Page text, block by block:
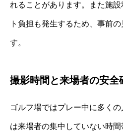
れることがあります。また施
ト負担も発生するため、事前
す。
撮影時間と来場者の安全
ゴルフ場ではプレー中に多く
は来場者の集中していない時